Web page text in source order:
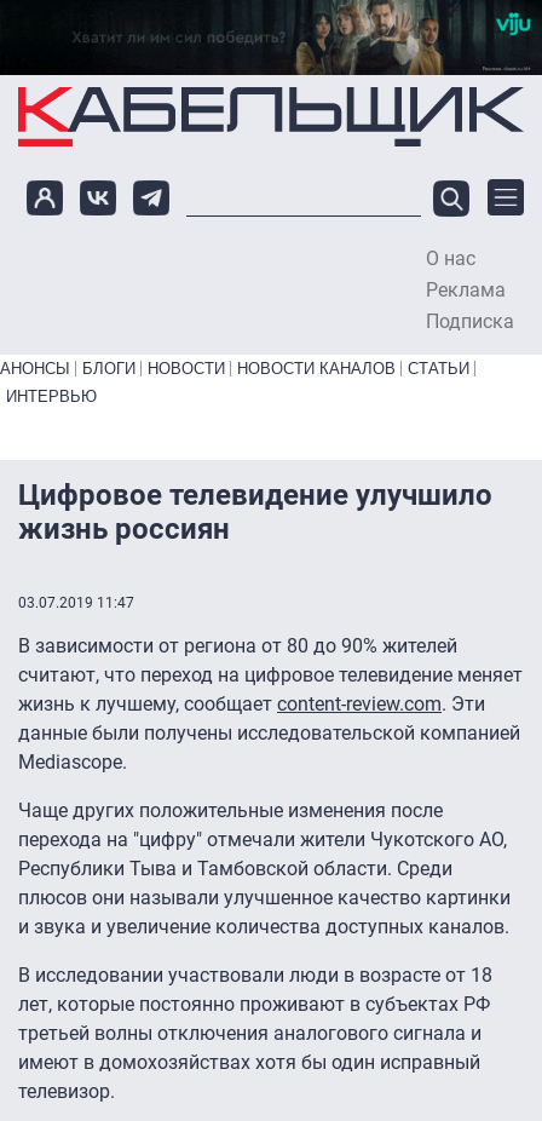
Перейти к основному содержанию
О нас
Реклама
Подписка
Primary links bottom
АНОНСЫ БЛОГИ НОВОСТИ НОВОСТИ КАНАЛОВ
СТАТЬИ
ИНТЕРВЬЮ
Цифровое телевидение улучшило
жизнь россиян
03.07.2019 11:47
В зависимости от региона от 80 до 90% жителей
считают, что переход на цифровое телевидение меняет
жизнь к лучшему, сообщает content-review.com. Эти
данные были получены исследовательской компанией
Mediascope.
Чаще других положительные изменения после
перехода на "цифру" отмечали жители Чукотского АО,
Республики Тыва и Тамбовской области. Среди
плюсов они называли улучшенное качество картинки
и звука и увеличение количества доступных каналов.
В исследовании участвовали люди в возрасте от 18
лет, которые постоянно проживают в субъектах РФ
третьей волны отключения аналогового сигнала и
имеют в домохозяйствах хотя бы один исправный
телевизор.